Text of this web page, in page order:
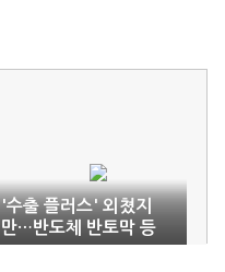
'수출 플러스' 외쳤지
만…반도체 반토막 등
현실은 '진퇴양난'